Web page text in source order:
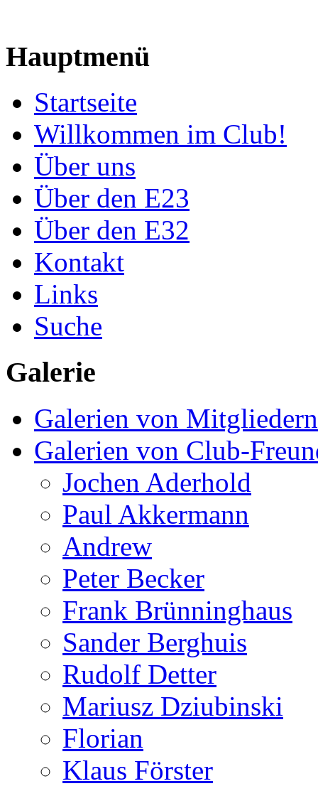
Hauptmenü
Startseite
Willkommen im Club!
Über uns
Über den E23
Über den E32
Kontakt
Links
Suche
Galerie
Galerien von Mitgliedern
Galerien von Club-
Jochen Aderhold
Paul Akkermann
Andrew
Peter Becker
Frank Brünninghaus
Sander Berghuis
Rudolf Detter
Mariusz Dziubinski
Florian
Klaus Förster